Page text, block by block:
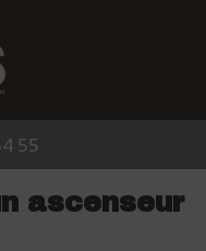
55
ascenseur